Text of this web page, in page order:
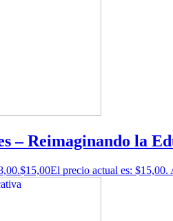
– Reimaginando la
$15,00El precio actual es: $15,00.